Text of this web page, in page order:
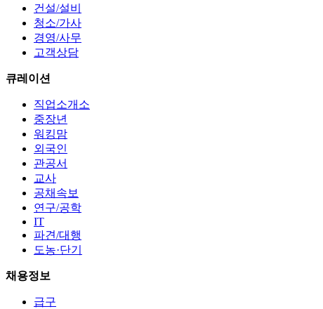
건설/설비
청소/가사
경영/사무
고객상담
큐레이션
직업소개소
중장년
워킹맘
외국인
관공서
교사
공채속보
연구/공학
IT
파견/대행
도농·단기
채용정보
급구